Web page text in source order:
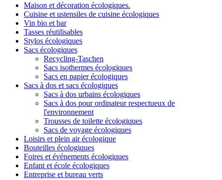
Maison et décoration écologiques.
Cuisine et ustensiles de cuisine écologiques
Vin bio et bar
Tasses réutilisables
Stylos écologiques
Sacs écologiques
Recycling-Taschen
Sacs isothermes écologiques
Sacs en papier écologiques
Sacs à dos et sacs écologiques
Sacs à dos urbains écologiques
Sacs à dos pour ordinateur respectueux de
l'environnement
Trousses de toilette écologiques
Sacs de voyage écologiques
Loisirs et plein air écologique
Bouteilles écologiques
Foires et événements écologiques
Enfant et école écologiques
Entreprise et bureau verts